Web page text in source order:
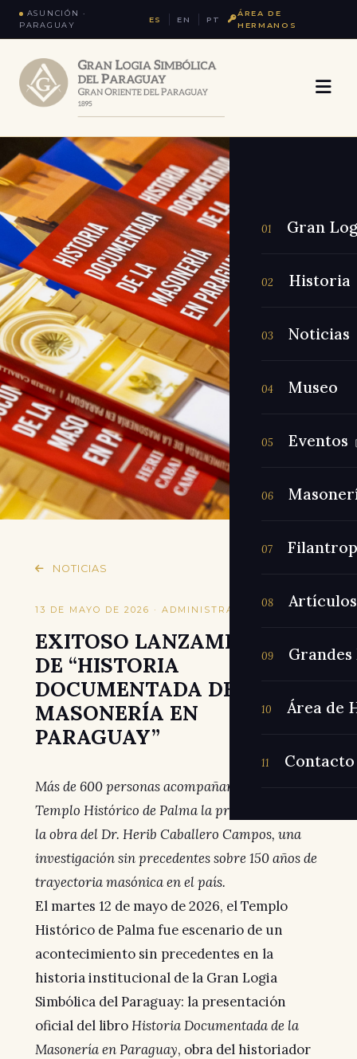
ASUNCIÓN ·
PARAGUAY
ES EN PT
ÁREA DE
HERMANOS
01 Gran
02 Historia
03 Noticias
04 Museo
05 Eventos
06
07
08 Artículos
09
10 Área de
11 Contacto
NOTICIAS
13 DE MAYO DE 2026 · ADMINISTRADOR
EXITOSO LANZAMIENTO
DE “HISTORIA
DOCUMENTADA DE LA
MASONERÍA EN
PARAGUAY”
Más de 600 personas acompañaron en el
Templo Histórico de Palma la presentación de
la obra del Dr. Herib Caballero Campos, una
investigación sin precedentes sobre 150 años de
trayectoria masónica en el país.
El martes 12 de mayo de 2026, el Templo
Histórico de Palma fue escenario de un
acontecimiento sin precedentes en la
historia institucional de la Gran Logia
Simbólica del Paraguay: la presentación
oficial del libroHistoria Documentada de la
Masonería en Paraguay, obra del historiador